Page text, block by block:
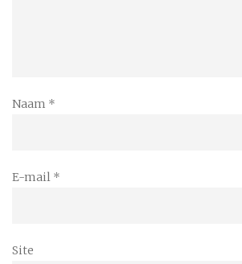
Naam *
E-mail *
Site